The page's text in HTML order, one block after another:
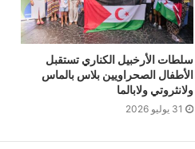
سلطات الأرخبيل الكناري تستقبل
الأطفال الصحراويين بلاس بالماس
ولانثروتي ولابالما
31 يوليو 2026